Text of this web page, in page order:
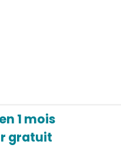
1 mois
gratuit